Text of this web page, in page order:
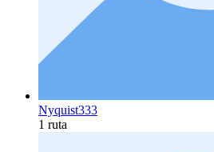
Nyquist333
1 ruta